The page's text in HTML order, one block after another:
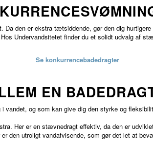
den er ekstra tætsiddende, gør den dig
Undervandsitetet finder du et solidt udvalg af
Se konkurrencebadedragter
EN
og som kan give dig den styrke og
Her er en stævnedragt effektiv, da den er
den utroligt vandafvisende, som gør det let at